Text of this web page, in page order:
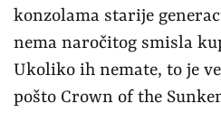
konzolama starije
nema naročitog smisla
Ukoliko ih nemate, to je
pošto Crown of the